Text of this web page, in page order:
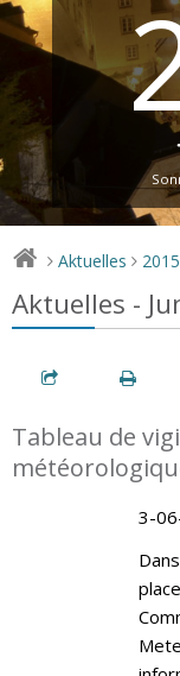
> Aktuelles > 2015
Aktuelles -
Tableau de
3-